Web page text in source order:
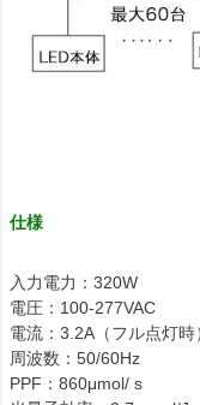
仕様
入力電力：320W
電圧：100-277VAC
電流：3.2A（フル点灯時
周波数：50/60Hz
PPF：860μmol/ s